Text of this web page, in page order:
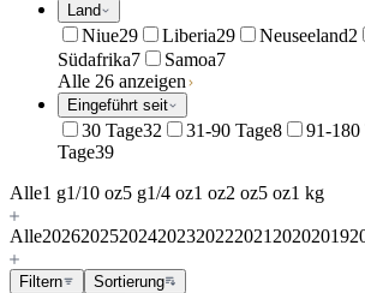
Land
Niue29 Liberia29 Neuseeland2
Südafrika7 Samoa7
Alle 26 anzeigen
Eingeführt seit
30 Tage32 31-90 Tage8 91-180
Tage39
Alle1 g1/10 oz5 g1/4 oz1 oz2 oz5 oz1 kg
Alle202620252024202320222021 20202019
Filtern Sortierung